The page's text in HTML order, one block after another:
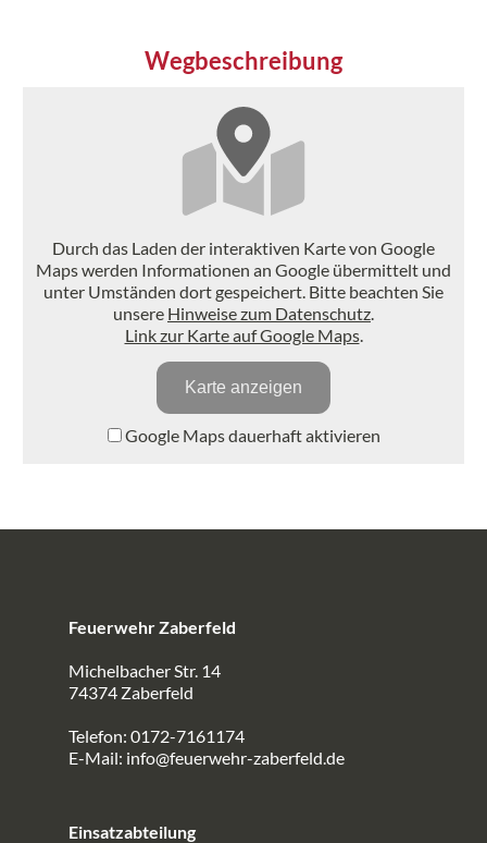
Wegbeschreibung
Durch das Laden der interaktiven Karte von Google
Maps werden Informationen an Google übermittelt und
unter Umständen dort gespeichert. Bitte beachten Sie
unsere Hinweise zum Datenschutz.
Link zur Karte auf Google Maps.
Karte anzeigen
Google Maps dauerhaft aktivieren
Feuerwehr Zaberfeld
Michelbacher Str. 14
74374 Zaberfeld
Telefon: 0172-7161174
E-Mail: info@feuerwehr-zaberfeld.de
Einsatzabteilung